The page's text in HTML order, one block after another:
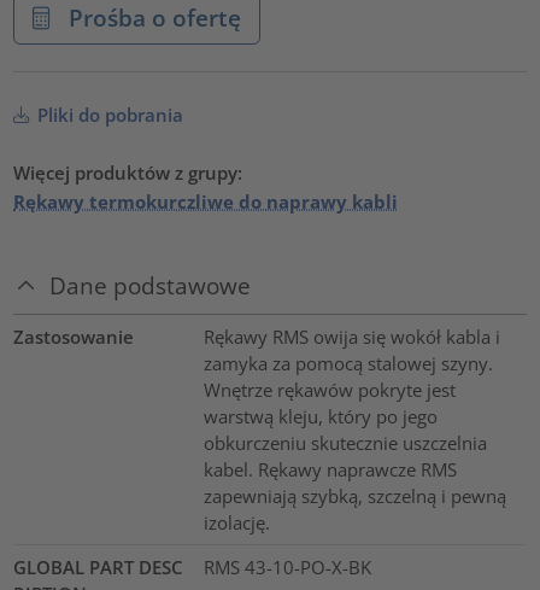
Prośba o ofertę
Pliki do pobrania
Więcej produktów z grupy:
Rękawy termokurczliwe do naprawy kabli
Dane podstawowe
Zastosowanie
Rękawy RMS owija się wokół kabla i
zamyka za pomocą stalowej szyny.
Wnętrze rękawów pokryte jest
warstwą kleju, który po jego
obkurczeniu skutecznie uszczelnia
kabel. Rękawy naprawcze RMS
zapewniają szybką, szczelną i pewną
izolację.
GLOBAL PART DESC
RMS 43-10-PO-X-BK